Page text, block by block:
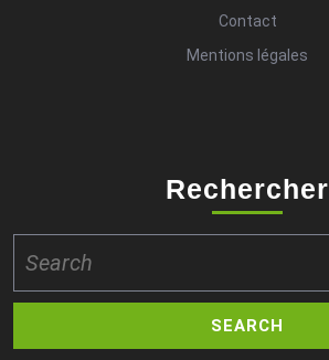
Contact
Mentions légales
Rechercher
for: